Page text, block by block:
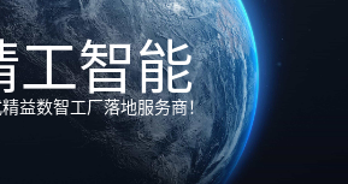
工智能
益数智工厂落地服务商！